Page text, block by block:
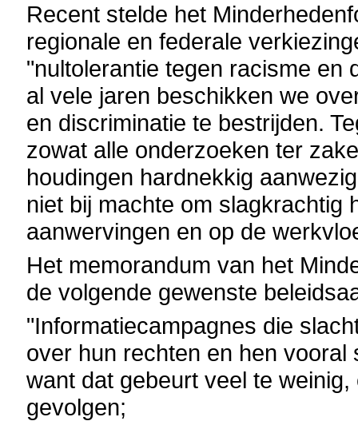
Recent stelde het
regionale en federale
"nultolerantie tegen racisme en
al vele jaren beschikken we
en discriminatie te bestrijden.
zowat alle onderzoeken ter
houdingen hardnekkig
niet bij machte om slagkrachtig
aanwervingen en op de
Het memorandum van het
de volgende gewenste
"Informatiecampagnes die
over hun rechten en hen
want dat gebeurt veel te
gevolgen;